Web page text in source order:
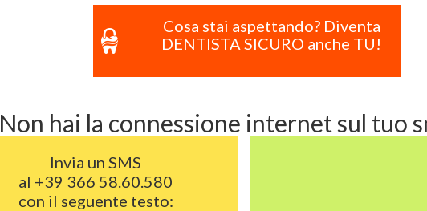
Cosa stai aspettando? Diventa
DENTISTA SICURO anche TU!
Non hai la connessione internet sul tuo
Invia un SMS
al +39 366 58.60.580
con il seguente testo: